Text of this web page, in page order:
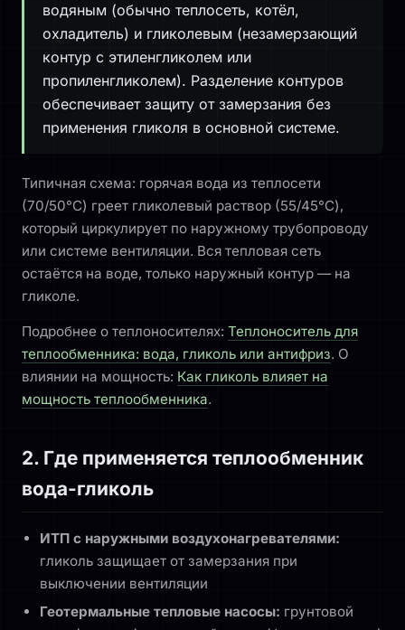
водяным (обычно теплосеть, котёл,
охладитель) и гликолевым (незамерзающий
контур с этиленгликолем или
пропиленгликолем). Разделение контуров
обеспечивает защиту от замерзания без
применения гликоля в основной системе.
Типичная схема: горячая вода из теплосети
(70/50°C) греет гликолевый раствор (55/45°C),
который циркулирует по наружному трубопроводу
или системе вентиляции. Вся тепловая сеть
остаётся на воде, только наружный контур — на
гликоле.
Подробнее о теплоносителях: Теплоноситель для
теплообменника: вода, гликоль или антифриз. О
влиянии на мощность: Как гликоль влияет на
мощность теплообменника.
2. Где применяется теплообменник
вода-гликоль
ИТП с наружными воздухонагревателями:
гликоль защищает от замерзания при
выключении вентиляции
Геотермальные тепловые насосы: грунтовой